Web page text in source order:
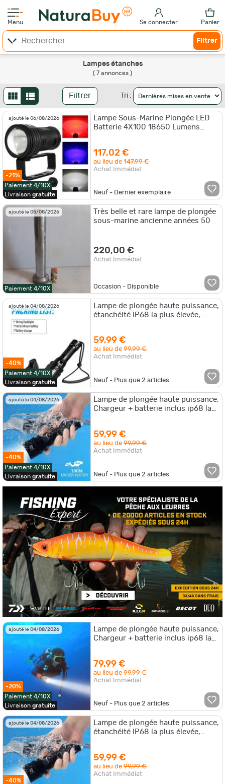
Menu Se connecter Panier
Filtrer
Lampes étanches
( 7 annonces )
Filtrer Tri :
ajouté le 06/08/2026
-21%
Paiement 4/10X
Livraison gratuite
Lampe Sous-Marine Plongée LED
Batterie 4X100 18650 Lumens
117,02 €
au lieu de147,99 €
Achat Immédiat
Neuf - Dernier exemplaire
ajouté le 05/08/2026
Paiement 4/10X
Très belle et rare lampe de plongée
sous-marine ancienne années 50
220,00 €
Achat Immédiat
Occasion - Disponible
ajouté le 04/08/2026
-40%
Paiement 4/10X
Livraison gratuite
Lampe de plongée haute puissance,
étanchéité IP68 la plus élevée,
59,99 €
au lieu de99,99 €
Achat Immédiat
Neuf - Plus que2 articles
ajouté le 04/08/2026
-40%
Paiement 4/10X
Livraison gratuite
Lampe de plongée haute puissance,
Chargeur + batterie inclus ip68 la
59,99 €
au lieu de99,99 €
Achat Immédiat
Neuf - Plus que2 articles
ajouté le 04/08/2026
-20%
Paiement 4/10X
Livraison gratuite
Lampe de plongée haute puissance,
Chargeur + batterie inclus ip68 la
79,99 €
au lieu de99,99 €
Achat Immédiat
Neuf - Plus que2 articles
ajouté le 04/08/2026
-40%
Lampe de plongée haute puissance,
étanchéité IP68 la plus élevée,
59,99 €
au lieu de99,99 €
Achat Immédiat